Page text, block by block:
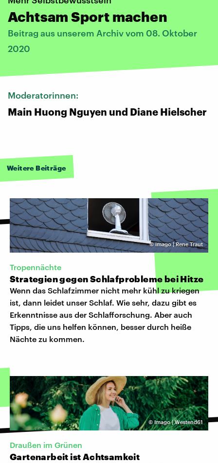
Achtsam Sport machen
Beitrag aus unserem Archiv vom 08. Oktober
2020
Moderatorinnen:
Main Huong Nguyen und Diane Hielscher
Weitere Beiträge
©imago | Rene Traut
Tropennächte
Strategien gegen Schlafprobleme bei Hitze
Wenn das Schlafzimmer nicht mehr kühl zu kriegen
ist, dann leidet unser Schlaf. Wie sehr, dazu gibt es
Erkenntnisse aus der Schlafforschung. Aber auch
Tipps, die uns helfen können, besser durch heiße
Nächte zu kommen.
© Imago | Westend61
Draußen im Grünen
Gartenarbeit ist Achtsamkeit